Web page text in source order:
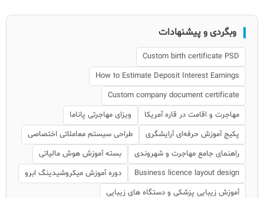
وبگردی و پیشنهادات
Custom birth certificate PSD
How to Estimate Deposit Interest Earnings
Custom company document certificate
مهاجرت و اقامت در قاره آمریکا
ویزای مهاجرتی پاناما
پکیج آموزش حرفه‌ای آرایشگری
طراحی سیستم معاملاتی اختصاصی
راهنمای جامع مهاجرت و شهروندی
بسته آموزش هوش مالیاتی
Business licence layout design
دوره آموزش میکروشیدینگ ابرو
آموزش زیبایی پزشکی و دستگاه های زیبایی